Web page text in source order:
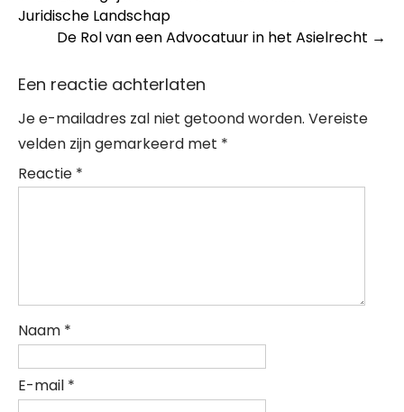
navigation
Juridische Landschap
De Rol van een Advocatuur in het Asielrecht →
Een reactie achterlaten
Je e-mailadres zal niet getoond worden. Vereiste
velden zijn gemarkeerd met *
Reactie *
Naam *
E-mail *